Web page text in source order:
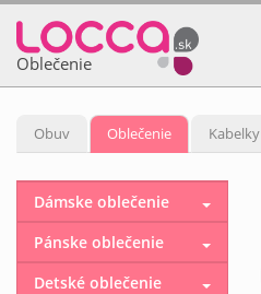
Oblečenie
Obuv Oblečenie Kabelky
Dámske oblečenie
Pánske oblečenie
Detské oblečenie